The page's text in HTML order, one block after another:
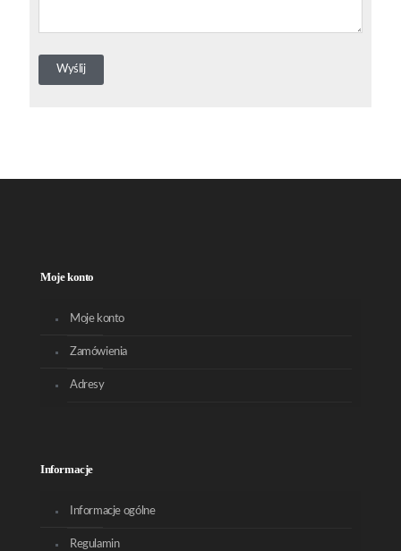
Moje konto
Moje konto
Zamówienia
Adresy
Informacje
Informacje ogólne
Regulamin